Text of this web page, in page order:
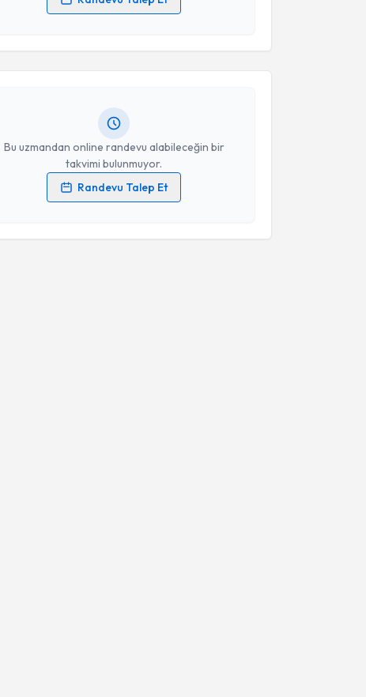
verilerimin işlenmesine ilişkinAydınlatma Metni
Bu uzmandan online randevu alabileceğin bir
takvimi bulunmuyor.
Randevu Talep Et
Takvimi Talebi
verilerimin işlenmesine ilişkinAydınlatma Metni